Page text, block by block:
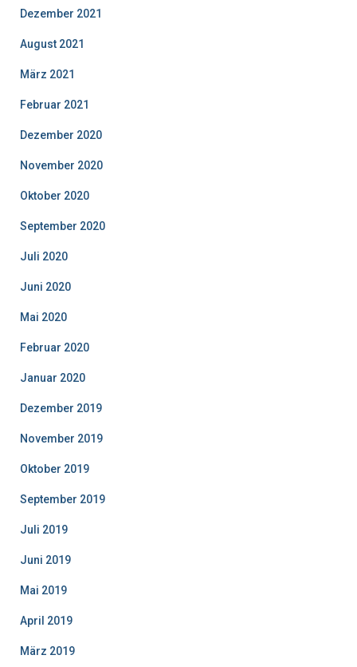
Dezember 2021
August 2021
März 2021
Februar 2021
Dezember 2020
November 2020
Oktober 2020
September 2020
Juli 2020
Juni 2020
Mai 2020
Februar 2020
Januar 2020
Dezember 2019
November 2019
Oktober 2019
September 2019
Juli 2019
Juni 2019
Mai 2019
April 2019
März 2019